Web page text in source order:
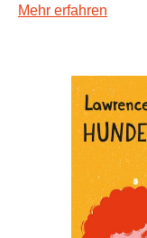
Mehr erfahren